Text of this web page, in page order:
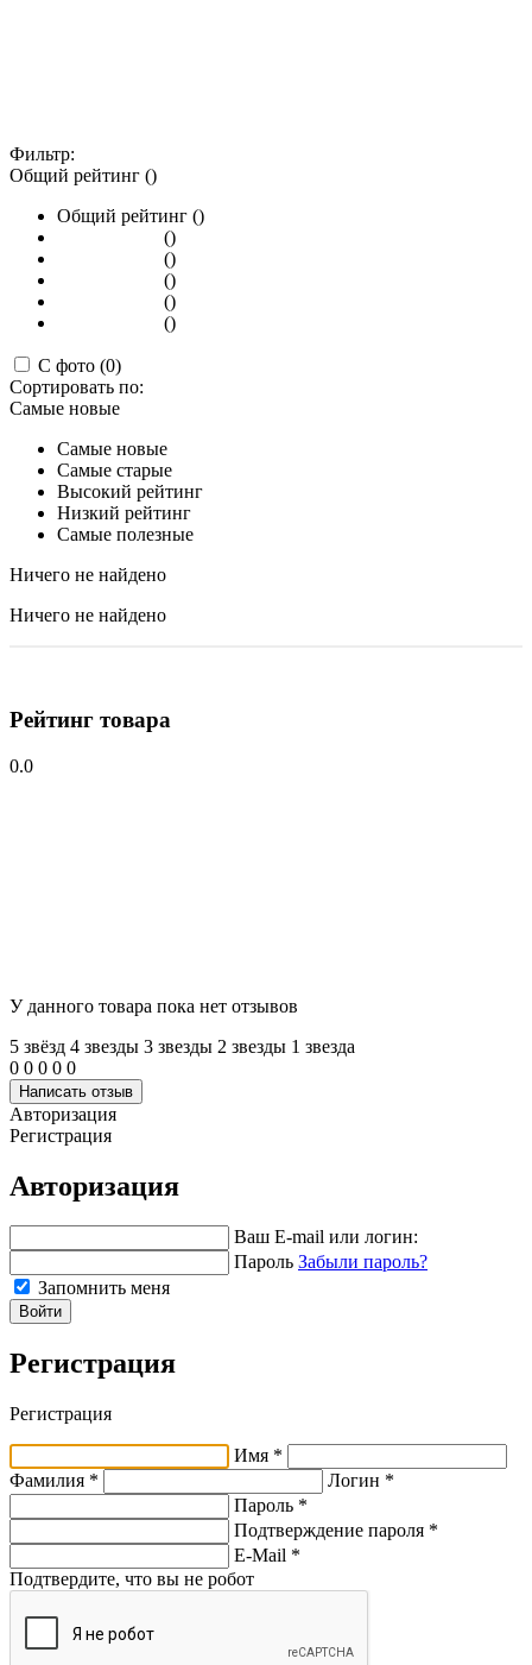
Фильтр:
Общий рейтинг ()
Общий рейтинг ()
()
()
()
()
()
С фото (0)
Сортировать по:
Самые новые
Самые новые
Самые старые
Высокий рейтинг
Низкий рейтинг
Самые полезные
Ничего не найдено
Ничего не найдено
Рейтинг товара
0.0
У данного товара пока нет отзывов
5 звёзд 4 звeзды 3 звeзды 2 звeзды 1 звeзда
0 0 0 0 0
Написать отзыв
Авторизация
Регистрация
Авторизация
Ваш E-mail или логин:
Пароль Забыли пароль?
Запомнить меня
Войти
Регистрация
Регистрация
Имя *
Фамилия *
Логин *
Пароль *
Подтверждение пароля *
E-Mail *
Подтвердите, что вы не робот